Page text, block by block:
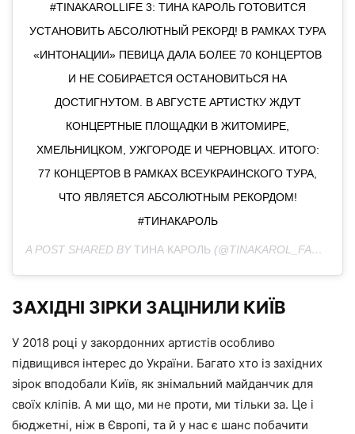
#TINAKAROLLIFE 3: ТИНА КАРОЛЬ ГОТОВИТСЯ
УСТАНОВИТЬ АБСОЛЮТНЫЙ РЕКОРД! В РАМКАХ ТУРА
«ИНТОНАЦИИ» ПЕВИЦА ДАЛА БОЛЕЕ 70 КОНЦЕРТОВ
И НЕ СОБИРАЕТСЯ ОСТАНОВИТЬСЯ НА
ДОСТИГНУТОМ. В АВГУСТЕ АРТИСТКУ ЖДУТ
КОНЦЕРТНЫЕ ПЛОЩАДКИ В ЖИТОМИРЕ,
ХМЕЛЬНИЦКОМ, УЖГОРОДЕ И ЧЕРНОВЦАХ. ИТОГО:
77 КОНЦЕРТОВ В РАМКАХ ВСЕУКРАИНСКОГО ТУРА,
ЧТО ЯВЛЯЕТСЯ АБСОЛЮТНЫМ РЕКОРДОМ!
#ТИНАКАРОЛЬ
A POST SHARED BYТИНА КАРОЛЬ (@TINAKAROL_FANTINA) ON
ЗАХІДНІ ЗІРКИ ЗАЦІНИЛИ КИЇВ
У 2018 році у закордонних артистів особливо
підвищився інтерес до України. Багато хто із західних
зірок вподобали Київ, як знімальний майданчик для
своїх кліпів. А ми що, ми не проти, ми тільки за. Це і
бюджетні, ніж в Європі, та й у нас є шанс побачити